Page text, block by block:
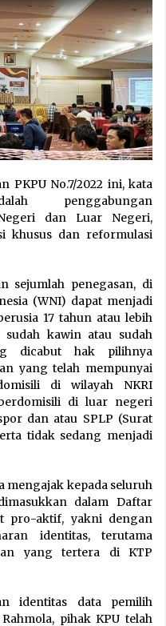
PKPU No.7/2022 ini, kata
penggabungan
dan Luar Negeri,
khusus dan reformulasi
sejumlah penegasan, di
(WNI) dapat menjadi
17 tahun atau lebih
kawin atau sudah
dicabut hak pilihnya
yang telah mempunyai
di wilayah NKRI
di luar negeri
dan atau SPLP (Surat
tidak sedang menjadi
mengajak kepada seluruh
dalam Daftar
pro-aktif, yakni dengan
identitas, terutama
yang tertera di KTP
identitas data pemilih
pihak KPU telah